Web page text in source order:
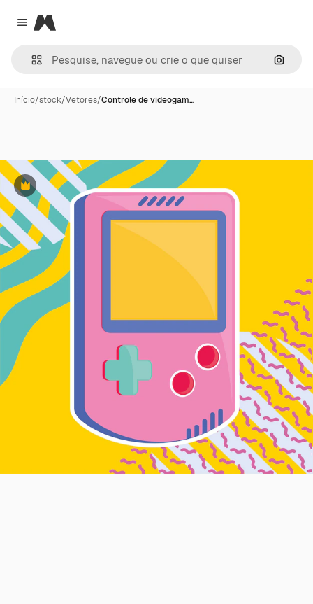
Close menu
Magnific
Início/stock/Vetores/Controle de videogam…
Premium